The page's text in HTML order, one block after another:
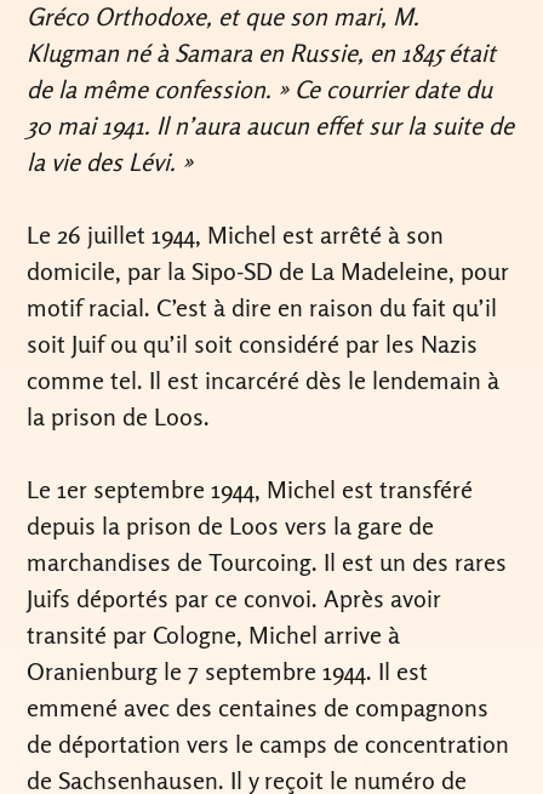
Gréco Orthodoxe, et que son mari, M.
Klugman né à Samara en Russie, en 1845 était
de la même confession. » Ce courrier date du
30 mai 1941. Il n’aura aucun effet sur la suite de
la vie des Lévi. »
Le 26 juillet 1944, Michel est arrêté à son
domicile, par la Sipo-SD de La Madeleine, pour
motif racial. C’est à dire en raison du fait qu’il
soit Juif ou qu’il soit considéré par les Nazis
comme tel. Il est incarcéré dès le lendemain à
la prison de Loos.
Le 1er septembre 1944, Michel est transféré
depuis la prison de Loos vers la gare de
marchandises de Tourcoing. Il est un des rares
Juifs déportés par ce convoi. Après avoir
transité par Cologne, Michel arrive à
Oranienburg le 7 septembre 1944. Il est
emmené avec des centaines de compagnons
de déportation vers le camps de concentration
de Sachsenhausen. Il y reçoit le numéro de